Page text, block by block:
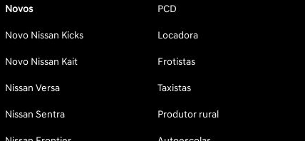
Novos
Novo Nissan Kicks
Novo Nissan Kait
Nissan Versa
Nissan Sentra
PCD
Locadora
Frotistas
Taxistas
Produtor rural